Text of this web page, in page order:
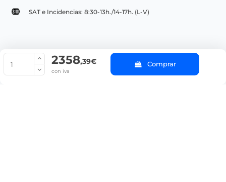
2358,39€
con iva
Comprar
SAT e Incidencias: 8:30-13h./14-17h. (L-V)
© Copyright 2022 PepeBar.com | Política de cookies |
Aviso legal y
Condiciones generales de compra |